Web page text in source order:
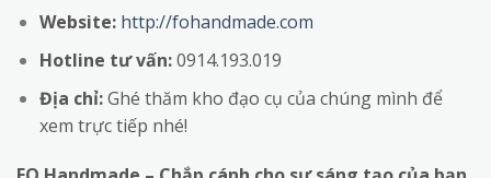
Website: http://fohandmade.com
Hotline tư vấn:0914.193.019
Địa chỉ:Ghé thăm kho đạo cụ của chúng mình để
xem trực tiếp nhé!